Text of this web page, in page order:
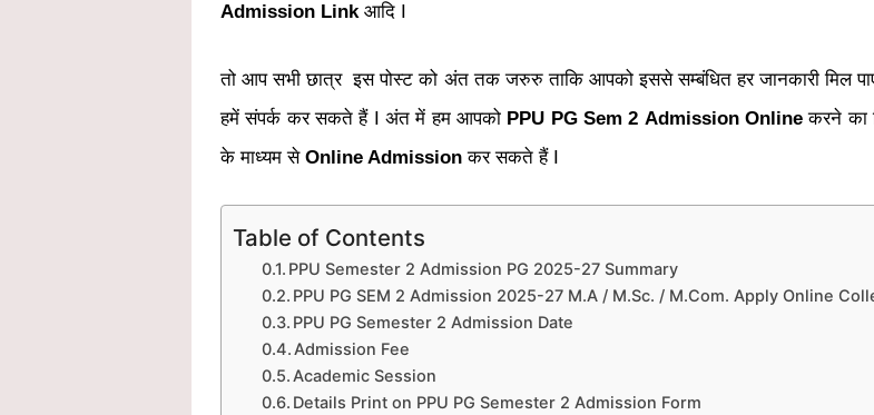
Admission Link आदि I
तो आप सभी छात्र इस पोस्ट को अंत तक जरुरु ताकि आपको इससे सम्बंधित हर जानकारी मिल पाए
हमें संपर्क कर सकते हैं I अंत में हम आपको PPU PG Sem 2 Admission Onlineकरने का
के माध्यम से Online Admission कर सकते हैं I
Table of Contents
PPU Semester 2 Admission PG 2025-27 Summary
PPU PG SEM 2 Admission 2025-27 M.A / M.Sc. / M.Com. Apply Online
PPU PG Semester 2 Admission Date
Admission Fee
Academic Session
Details Print on PPU PG Semester 2 Admission Form